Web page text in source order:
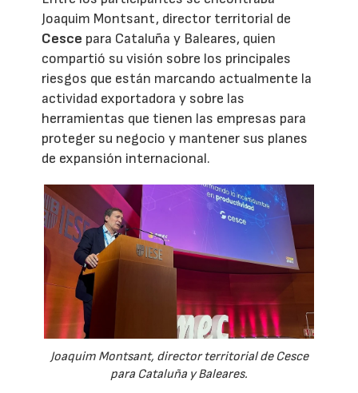
Joaquim Montsant, director territorial de
Cesce para Cataluña y Baleares, quien
compartió su visión sobre los principales
riesgos que están marcando actualmente la
actividad exportadora y sobre las
herramientas que tienen las empresas para
proteger su negocio y mantener sus planes
de expansión internacional.
Joaquim Montsant, director territorial de Cesce
para Cataluña y Baleares.